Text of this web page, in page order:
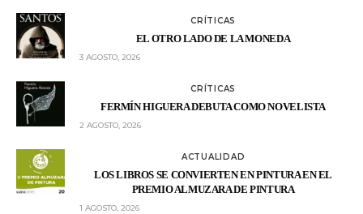
CRÍTICAS
EL OTRO LADO DE LA MONEDA
3 AGOSTO, 2026
CRÍTICAS
FERMÍN HIGUERA DEBUTA COMO NOVELISTA
2 AGOSTO, 2026
ACTUALIDAD
LOS LIBROS SE CONVIERTEN EN PINTURA EN EL
PREMIO ALMUZARA DE PINTURA
1 AGOSTO, 2026